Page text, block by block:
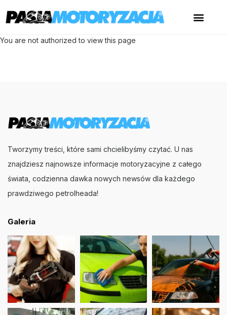
You are not authorized to view this page
Tworzymy treści, które sami chcielibyśmy czytać. U nas
znajdziesz najnowsze informacje motoryzacyjne z całego
świata, codzienna dawka nowych newsów dla każdego
prawdziwego petrolheada!
Galeria